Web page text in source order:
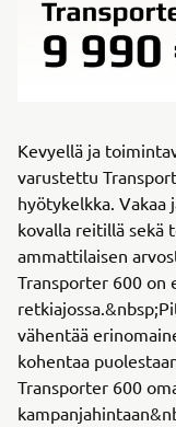
Kevyellä ja
varustettu
hyötykelkka. Vakaa
kovalla reitillä sekä
ammattilaisen
Transporter 600 on
vähentää
kohentaa
Transporter 600